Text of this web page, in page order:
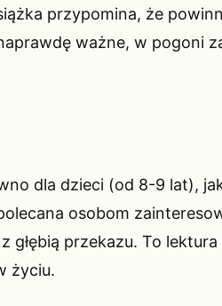
przypomina, że
ważne, w pogoni
dla dzieci (od 8-9 lat),
osobom
głębią przekazu. To lektura
życiu.